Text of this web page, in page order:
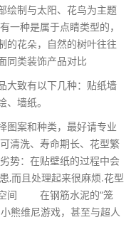
绘制与太阳、花鸟为主题
种是属于点睛类型的，
的花朵，自然的树叶往往
同类装饰产品对比
致有以下几种：贴纸墙
墙纸。
案和种类，最好请专业
洗、寿命期长、花型繁
：在贴壁纸的过程中会
,而且处理起来很麻烦.花型
空间 在钢筋水泥的“笼
熊维尼游戏，甚至与超人